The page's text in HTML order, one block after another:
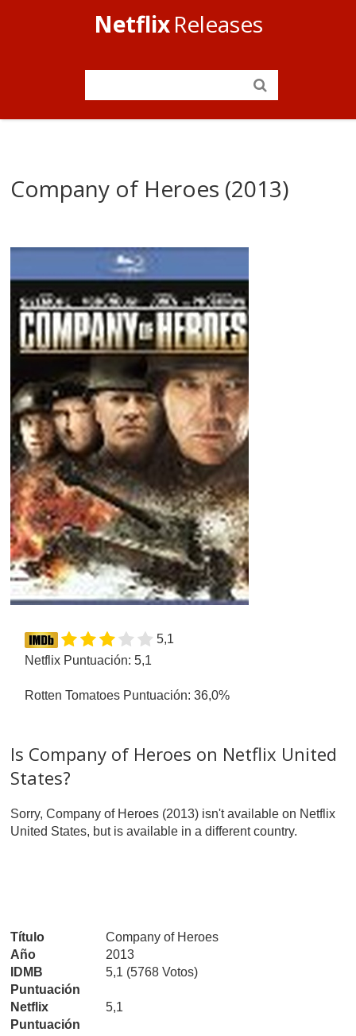
NetflixReleases
Company of Heroes (2013)
5,1
Netflix Puntuación: 5,1
Rotten Tomatoes Puntuación: 36,0%
Is Company of Heroes on Netflix United
States?
Sorry, Company of Heroes (2013) isn't available on Netflix
United States, but is available in a different country.
Título
Company of Heroes
Año
2013
IDMB
Puntuación
5,1 (5768 Votos)
Netflix
Puntuación
5,1